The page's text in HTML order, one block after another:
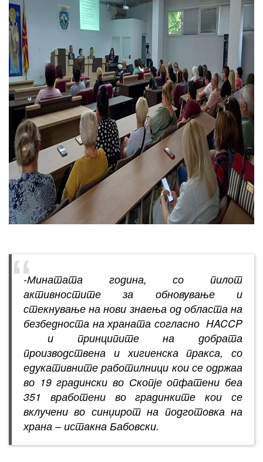
-Минатата година, со пилот
активностите за обновување и
стекнување на нови знаења од областа на
безбедноста на храната согласно HACCP
и принципите на добрата
производствена и хигиенска пракса, со
едукативните работилници кои се одржаа
во 19 градински во Скопје опфатени беа
351 вработени во градинките кои се
вклучени во синџирот на подготовка на
храна – истакна Бабовски.